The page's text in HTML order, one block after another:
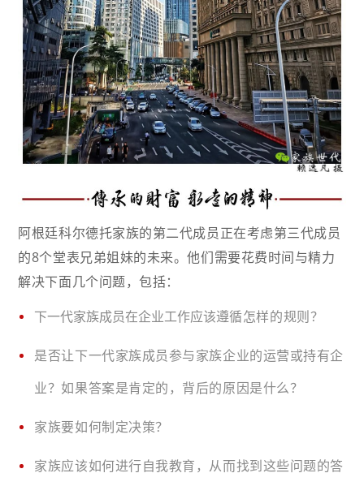
阿根廷科尔德托家族的第二代成员正在考虑第三代成员
的8个堂表兄弟姐妹的未来。他们需要花费时间与精力
解决下面几个问题，包括：
下一代家族成员在企业工作应该遵循怎样的规则？
是否让下一代家族成员参与家族企业的运营或持有企
业？如果答案是肯定的，背后的原因是什么？
家族要如何制定决策？
家族应该如何进行自我教育，从而找到这些问题的答